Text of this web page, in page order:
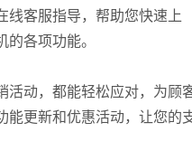
线客服指导，帮助您快速上
各项功能。
活动，都能轻松应对，为顾
能更新和优惠活动，让您的